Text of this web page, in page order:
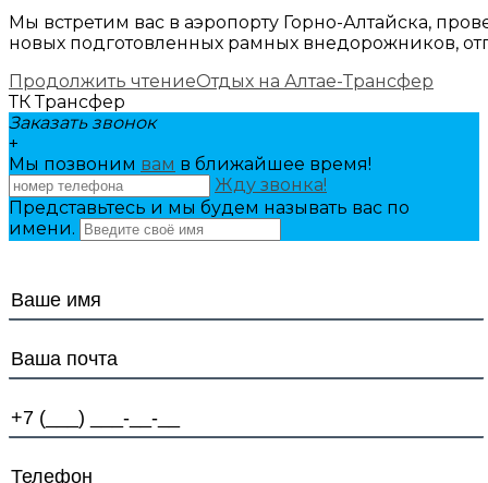
Мы встретим вас в аэропорту Горно-Алтайска,
новых подготовленных рамных внедорожников,
Продолжить чтениеОтдых на Алтае-Трансфер
ТК Трансфер
Заказать звонок
+
Мы позвоним вам в ближайшее время!
Жду звонка!
Представьтесь и мы будем называть вас по
имени.